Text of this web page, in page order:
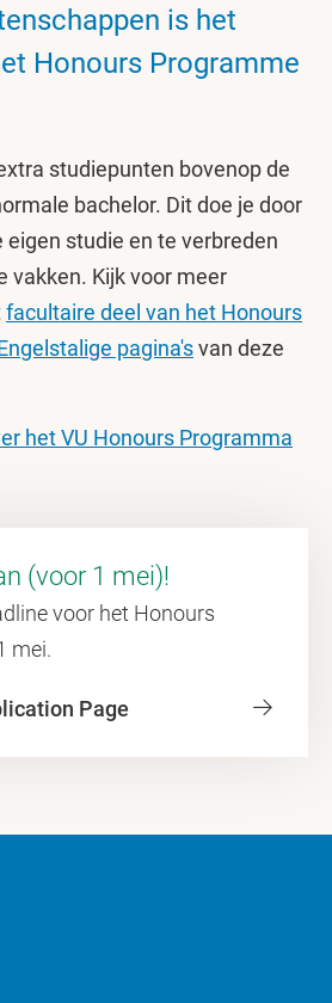
is het
Honours Programme
studiepunten bovenop de
bachelor. Dit doe je door
eigen studie en te verbreden
vakken. Kijk voor meer
facultaire deel van het Honours
pagina'svan deze
het VU Honours Programma
(voor 1 mei)!
voor het Honours
mei.
Page